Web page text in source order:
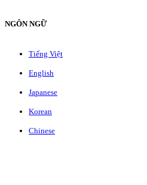
NGÔN NGỮ
Tiếng Việt
English
Japanese
Korean
Chinese